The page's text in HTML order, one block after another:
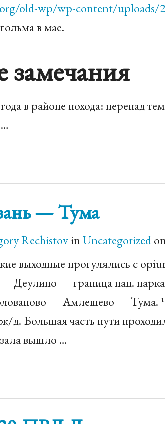
old-wp/wp-content/
в мае.
в районе похода: перепад
— Тума
RechistovinUncategorized
выходные прогулялись с
Деулино — граница нац.
­— Амлешево — Тума.
д. Большая часть пути
вышло …